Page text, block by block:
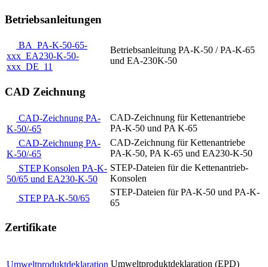
Betriebsanleitungen
BA_PA-K-50-65-
xxx_EA230-K-50-
xxx_DE_11
Betriebsanleitung PA-K-50 / PA-K-65
und EA-230K-50
CAD Zeichnung
CAD-Zeichnung PA-
K-50/-65
CAD-Zeichnung für Kettenantriebe
PA-K-50 und PA K-65
CAD-Zeichnung PA-
K-50/-65
CAD-Zeichnung für Kettenantriebe
PA-K-50, PA K-65 und EA230-K-50
STEP Konsolen PA-K-
50/65 und EA230-K-50
STEP-Dateien für die Kettenantrieb-
Konsolen
STEP PA-K-50/65
STEP-Dateien für PA-K-50 und PA-K-
65
Zertifikate
Umweltproduktdeklaration Umweltproduktdeklaration (EPD)